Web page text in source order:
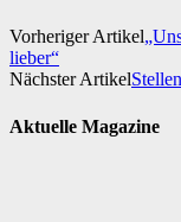
Vorheriger Artikel
lieber“
Nächster Artikel
Aktuelle Magazine